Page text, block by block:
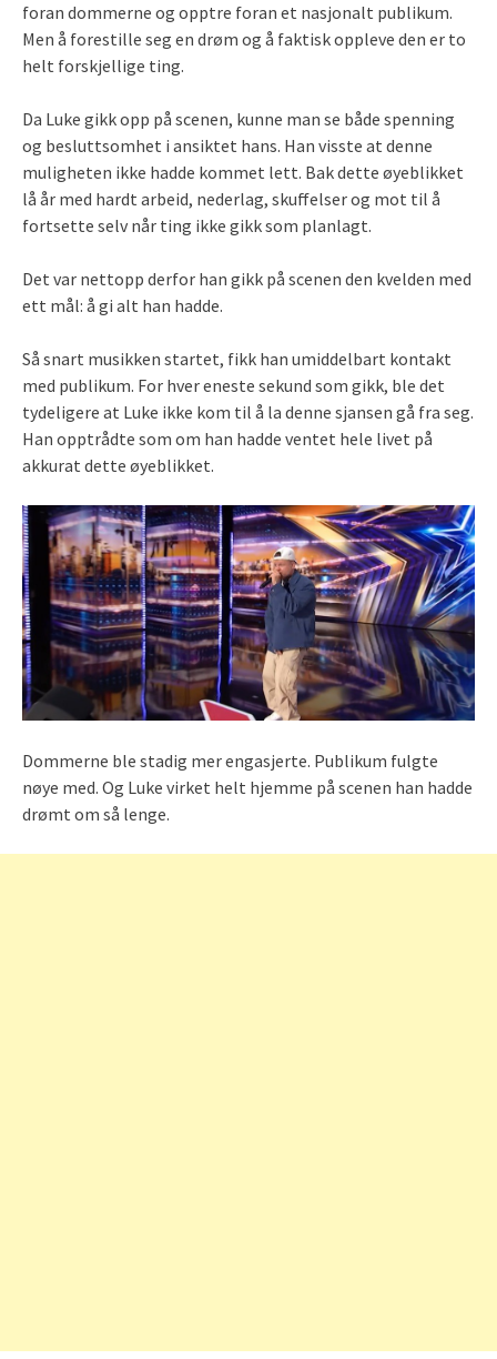
foran dommerne og opptre foran et nasjonalt publikum.
Men å forestille seg en drøm og å faktisk oppleve den er to
helt forskjellige ting.
Da Luke gikk opp på scenen, kunne man se både spenning
og besluttsomhet i ansiktet hans. Han visste at denne
muligheten ikke hadde kommet lett. Bak dette øyeblikket
lå år med hardt arbeid, nederlag, skuffelser og mot til å
fortsette selv når ting ikke gikk som planlagt.
Det var nettopp derfor han gikk på scenen den kvelden med
ett mål: å gi alt han hadde.
Så snart musikken startet, fikk han umiddelbart kontakt
med publikum. For hver eneste sekund som gikk, ble det
tydeligere at Luke ikke kom til å la denne sjansen gå fra seg.
Han opptrådte som om han hadde ventet hele livet på
akkurat dette øyeblikket.
Dommerne ble stadig mer engasjerte. Publikum fulgte
nøye med. Og Luke virket helt hjemme på scenen han hadde
drømt om så lenge.